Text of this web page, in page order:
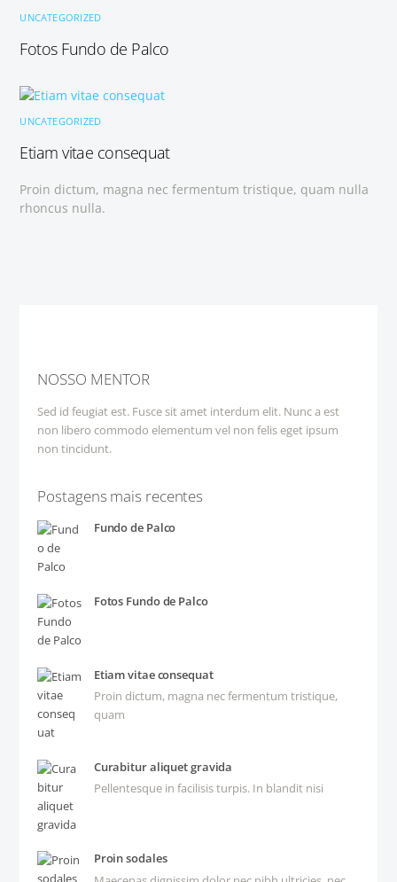
UNCATEGORIZED
Fotos Fundo de Palco
UNCATEGORIZED
Etiam vitae consequat
Proin dictum, magna nec fermentum tristique, quam nulla
rhoncus nulla.
NOSSO MENTOR
Sed id feugiat est. Fusce sit amet interdum elit. Nunc a est
non libero commodo elementum vel non felis eget ipsum
non tincidunt.
Postagens mais recentes
Fundo de Palco
Fotos Fundo de Palco
Etiam vitae consequat
Proin dictum, magna nec fermentum tristique,
quam
Curabitur aliquet gravida
Pellentesque in facilisis turpis. In blandit nisi
Proin sodales